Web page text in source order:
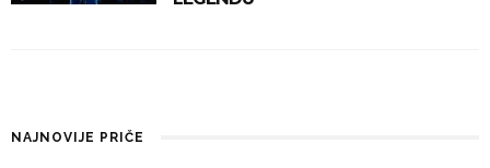
NAJNOVIJE PRIČE